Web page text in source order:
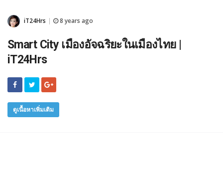
iT24Hrs 8 years ago
Smart City เมืองอัจฉริยะในเมืองไทย |
iT24Hrs
ดูเนื้อหาเพิ่มเติม